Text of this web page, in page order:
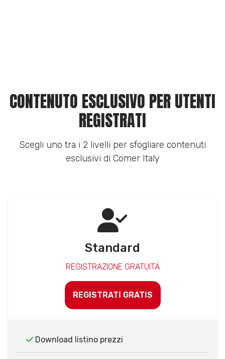
CONTENUTO ESCLUSIVO PER UTENTI
REGISTRATI
Scegli uno tra i 2 livelli per sfogliare contenuti
esclusivi di Comer Italy
Standard
REGISTRAZIONE GRATUITA
REGISTRATI GRATIS
Download listino prezzi